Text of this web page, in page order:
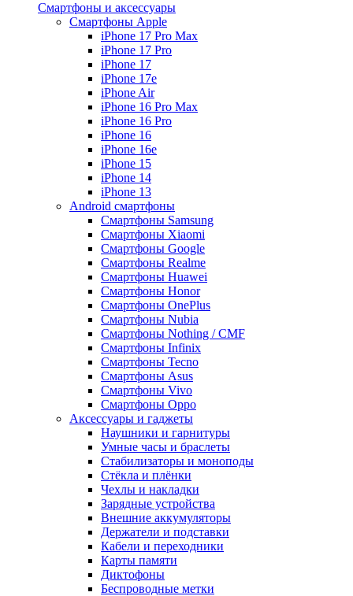
Смартфоны и аксессуары
Смартфоны Apple
iPhone 17 Pro Max
iPhone 17 Pro
iPhone 17
iPhone 17e
iPhone Air
iPhone 16 Pro Max
iPhone 16 Pro
iPhone 16
iPhone 16e
iPhone 15
iPhone 14
iPhone 13
Android cмартфоны
Смартфоны Samsung
Смартфоны Xiaomi
Смартфоны Google
Смартфоны Realme
Смартфоны Huawei
Смартфоны Honor
Смартфоны OnePlus
Смартфоны Nubia
Смартфоны Nothing / CMF
Смартфоны Infinix
Смартфоны Tecno
Смартфоны Asus
Смартфоны Vivo
Смартфоны Oppo
Аксессуары и гаджеты
Наушники и гарнитуры
Умные часы и браслеты
Стабилизаторы и моноподы
Стёкла и плёнки
Чехлы и накладки
Зарядные устройства
Внешние аккумуляторы
Держатели и подставки
Кабели и переходники
Карты памяти
Диктофоны
Беспроводные метки